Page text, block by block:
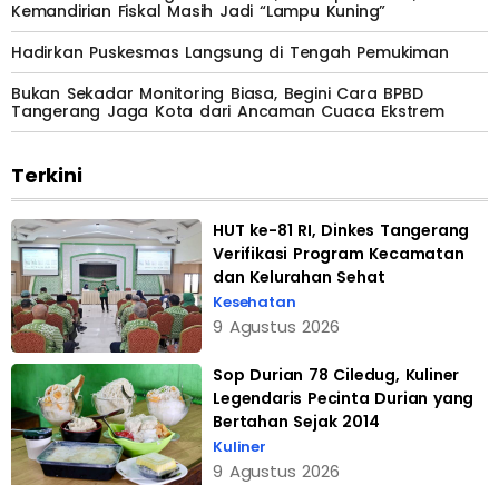
Kemandirian Fiskal Masih Jadi “Lampu Kuning”
Hadirkan Puskesmas Langsung di Tengah Pemukiman
Bukan Sekadar Monitoring Biasa, Begini Cara BPBD
Tangerang Jaga Kota dari Ancaman Cuaca Ekstrem
Terkini
HUT ke-81 RI, Dinkes Tangerang
Verifikasi Program Kecamatan
dan Kelurahan Sehat
Kesehatan
9 Agustus 2026
Sop Durian 78 Ciledug, Kuliner
Legendaris Pecinta Durian yang
Bertahan Sejak 2014
Kuliner
9 Agustus 2026